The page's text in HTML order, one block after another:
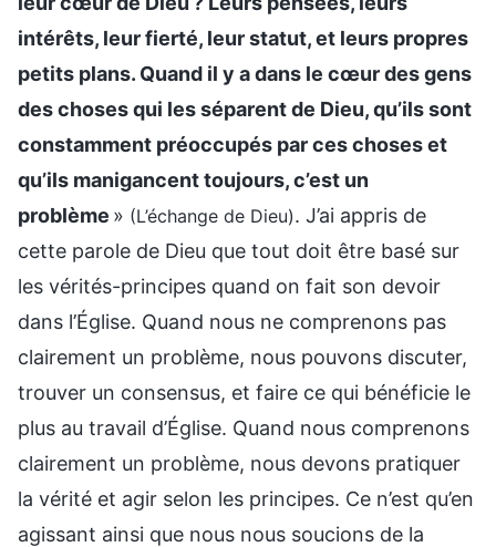
intérêts, leur fierté, leur statut, et leurs propres
petits plans. Quand il y a dans le cœur des gens
des choses qui les séparent de Dieu, qu’ils sont
constamment préoccupés par ces choses et
qu’ils manigancent toujours, c’est un
problème » (L’échange de Dieu). J’ai appris de
cette parole de Dieu que tout doit être basé sur
les vérités-principes quand on fait son devoir
dans l’Église. Quand nous ne comprenons pas
clairement un problème, nous pouvons discuter,
trouver un consensus, et faire ce qui bénéficie le
plus au travail d’Église. Quand nous comprenons
clairement un problème, nous devons pratiquer
la vérité et agir selon les principes. Ce n’est qu’en
agissant ainsi que nous nous soucions de la